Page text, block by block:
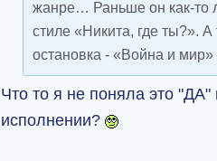
жанре… Раньше он как-то
стиле «Никита, где ты?».
остановка - «Война и
Что то я не поняла это
исполнении?